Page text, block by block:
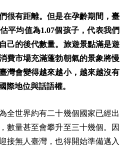
很有距離。但是在孕齡期間，臺
平均值為1.07個孩子，代表我們
己的後代數量。旅遊景點滿是遊
費市場充滿蓬勃朝氣的景象將慢
灣會變得越來越小，越來越沒有
際地位與話語權。
全世界約有二十幾個國家已經出
數量甚至會攀升至三十幾個。因
接無人臺灣，也得開始準備邁入